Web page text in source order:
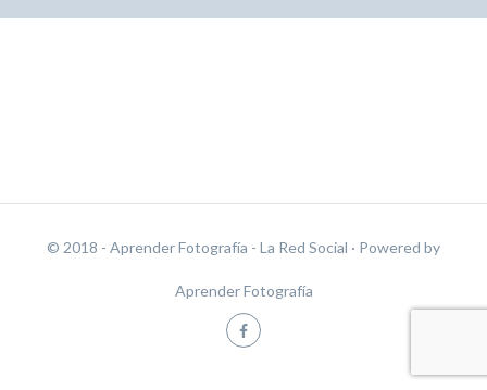
© 2018 - Aprender Fotografía - La Red Social · Powered by
Aprender Fotografía